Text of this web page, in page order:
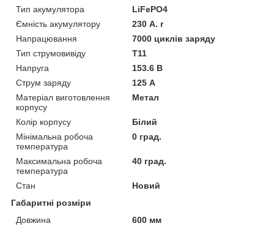
Тип акумулятора
LiFePO4
Ємність акумулятору
230 А. г
Напрацювання
7000 циклів заряду
Тип струмовивіду
Т11
Напруга
153.6 В
Струм заряду
125 А
Матеріал виготовлення
корпусу
Метал
Колір корпусу
Білий
Мінімальна робоча
температура
0 град.
Максимальна робоча
температура
40 град.
Стан
Новий
Габаритні розміри
Довжина
600 мм